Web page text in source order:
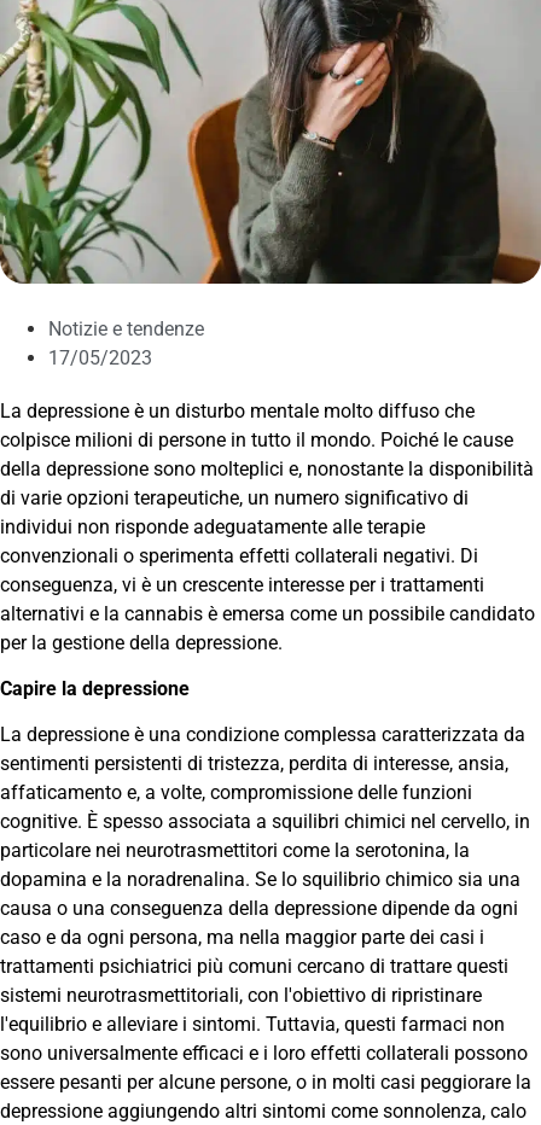
Notizie e tendenze
17/05/2023
La depressione è un disturbo mentale molto diffuso che
colpisce milioni di persone in tutto il mondo. Poiché le cause
della depressione sono molteplici e, nonostante la disponibilità
di varie opzioni terapeutiche, un numero significativo di
individui non risponde adeguatamente alle terapie
convenzionali o sperimenta effetti collaterali negativi. Di
conseguenza, vi è un crescente interesse per i trattamenti
alternativi e la cannabis è emersa come un possibile candidato
per la gestione della depressione.
Capire la depressione
La depressione è una condizione complessa caratterizzata da
sentimenti persistenti di tristezza, perdita di interesse, ansia,
affaticamento e, a volte, compromissione delle funzioni
cognitive. È spesso associata a squilibri chimici nel cervello, in
particolare nei neurotrasmettitori come la serotonina, la
dopamina e la noradrenalina. Se lo squilibrio chimico sia una
causa o una conseguenza della depressione dipende da ogni
caso e da ogni persona, ma nella maggior parte dei casi i
trattamenti psichiatrici più comuni cercano di trattare questi
sistemi neurotrasmettitoriali, con l'obiettivo di ripristinare
l'equilibrio e alleviare i sintomi. Tuttavia, questi farmaci non
sono universalmente efficaci e i loro effetti collaterali possono
essere pesanti per alcune persone, o in molti casi peggiorare la
depressione aggiungendo altri sintomi come sonnolenza, calo